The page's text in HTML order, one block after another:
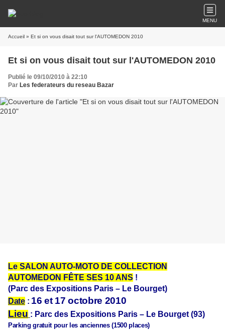
MENU
Accueil » Et si on vous disait tout sur l'AUTOMEDON 2010
Et si on vous disait tout sur l'AUTOMEDON 2010
Publié le 09/10/2010 à 22:10
Par Les federateurs du reseau Bazar
Le SALON AUTO-MOTO DE COLLECTION
AUTOMEDON FÊTE SES 10 ANS !
(Parc des Expositions Paris – Le Bourget)
Date : 16 et 17 octobre 2010
Lieu : Parc des Expositions Paris – Le Bourget (93)
Parking gratuit pour les anciennes (1500 places)